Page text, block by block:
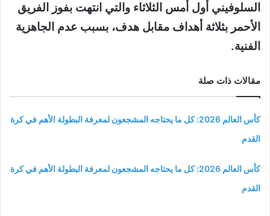
السلوفيني أول أمس الثلاثاء والتي انتهت بفوز الفريق
الأحمر بثلاثة أهداف مقابل هدف، بسبب عدم الجاهزية
الفنية.
مقالات ذات صلة
كأس العالم 2026: كل ما يحتاجه المشجعون لمعرفة البطولة الأهم في كرة
القدم
كأس العالم 2026: كل ما يحتاجه المشجعون لمعرفة البطولة الأهم في كرة
القدم